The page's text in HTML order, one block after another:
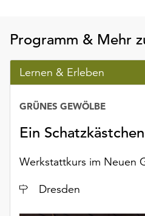
ohne
Ihr
Einverständnis
weiterhin
ausgeführt.
Möchten
Sie
die
verwendeten
Cookies
anpassen,
erreichen
Programm & Mehr
Lernen & Erleben
Ein
GRÜNES GEWÖLBE
Werkstattkurs im Neuen
Ort
Dresden